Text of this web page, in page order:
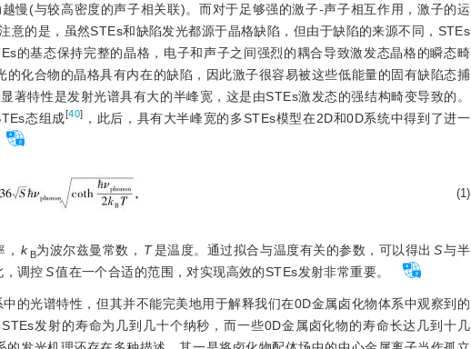
慢(与较高密度的声子相关联)。而对于足够强的激子-声子相互作用，激子的运
意的是，虽然STEs和缺陷发光都源于晶格缺陷，但由于缺陷的来源不同，STEs
的基态保持完整的晶格，电子和声子之间强烈的耦合导致激发态晶格的瞬态畸
化合物的晶格具有内在的缺陷，因此激子很容易被这些低能量的固有缺陷态捕
著特性是发射光谱具有大的半峰宽，这是由STEs激发态的强结构畸变导致的。
态组成[40] ，此后，具有大半峰宽的多STEs模型在2D和0D系统中得到了进一
(1)
k B为波尔兹曼常数， T是温度。通过拟合与温度有关的参数，可以得出 S与半
，调控S值在一个合适的范围，对实现高效的STEs发射非常重要。
的光谱特性，但其并不能完美地用于解释我们在0D金属卤化物体系中观察到的
发射的寿命为几到几十个纳秒，而一些0D金属卤化物的寿命长达几到十几